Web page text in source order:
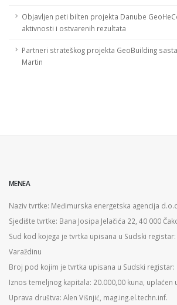
Objavljen peti bilten projekta Danube
aktivnosti i ostvarenih rezultata
Partneri strateškog projekta GeoBuilding
Martin
MENEA
Naziv tvrtke: Međimurska energetska agencija
Sjedište tvrtke: Bana Josipa Jelačića 22, 40 000
Sud kod kojega je tvrtka upisana u Sudski
Varaždinu
Broj pod kojim je tvrtka upisana u Sudski registar:
Iznos temeljnog kapitala: 20.000,00 kuna, uplaćen
Uprava društva: Alen Višnjić, mag.ing.el.techn.inf.